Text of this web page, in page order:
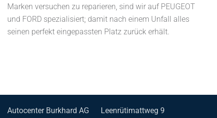
Marken versuchen zu reparieren, sind wir auf PEUGEOT
und FORD spezialisiert; damit nach einem Unfall alles
seinen perfekt eingepassten Platz zurück erhält.
Autocenter Burkhard AG Leenrütimattweg 9